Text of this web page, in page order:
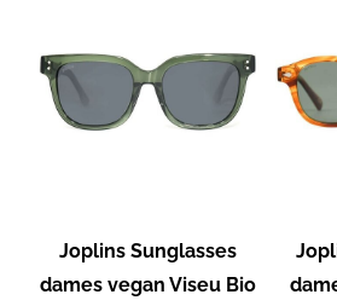
Joplins Sunglasses
dames vegan Viseu Bio